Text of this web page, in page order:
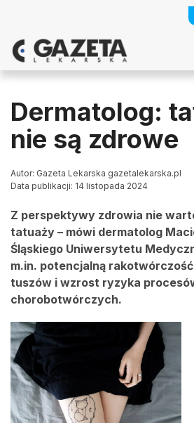
Dermatolog:
nie są zdrowe
Autor: Gazeta Lekarska gazetalekarska.pl
Data publikacji: 14 listopada 2024
Z perspektywy zdrowia nie
tatuaży – mówi dermatolog
Śląskiego Uniwersytetu
m.in. potencjalną
tuszów i wzrost ryzyka
chorobotwórczych.